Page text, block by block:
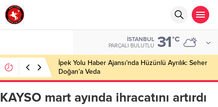
İSTANBUL
PARÇALI BULUTLU 31°C
İpek Yolu Haber Ajansı’nda Hüzünlü Ayrılık: Seher
Doğan’a Veda
KAYSO mart ayında ihracatını artırdı